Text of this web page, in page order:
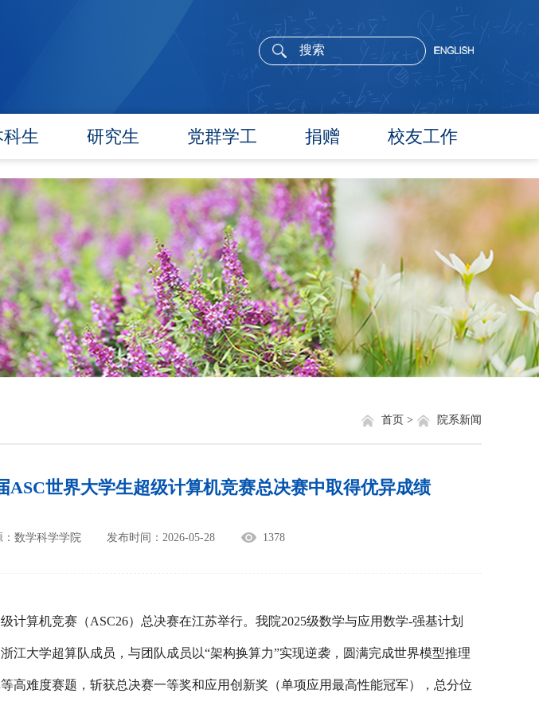
生
公告
研动态
籍管理
践教学
交流
方案
研究生
信息公告
招生工作
培养工作
毕业学位
政策文件
党群学工
党委概况
党建工作
文件汇编
团学通知
团学新闻
就业信息
学生文件资料
规章制度
捐赠 校友工作
院长寄语
活动通告
校友新闻
校友风采
校友名录
相关网站链接
关于我们院系新闻
首页 >
ASC世界大学生超级计算机竞赛总决赛中取得优异成绩
：数学科学学院 发布时间：2026-05-28 1378
计算机竞赛（ASC26） 总决赛在江苏举行。我院2025级数学与应用数学-强基计划
江大学超算队成员，与团队成员以“架构换算力”实现逆袭，圆满完成世界模型推理
高难度赛题，斩获总决赛一等奖和应用创新奖 （单项应用最高性能冠军），总分位